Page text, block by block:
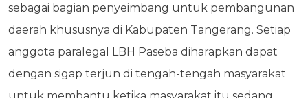
sebagai bagian penyeimbang untuk pembangunan
daerah khususnya di Kabupaten Tangerang. Setiap
anggota paralegal LBH Paseba diharapkan dapat
dengan sigap terjun di tengah-tengah masyarakat